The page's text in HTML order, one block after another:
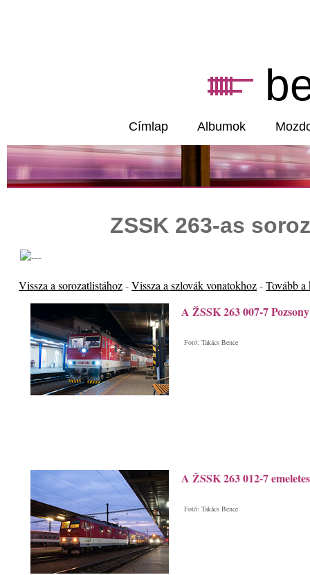
Címlap Albumok
ZSSK 263-as
Vissza a sorozatlistához-Vissza a szlovák vonatokhoz-Tovább a
A ŽSSK 263 007-7
Fotó: Takács Bence
A ŽSSK 263 012-7
Fotó: Takács Bence